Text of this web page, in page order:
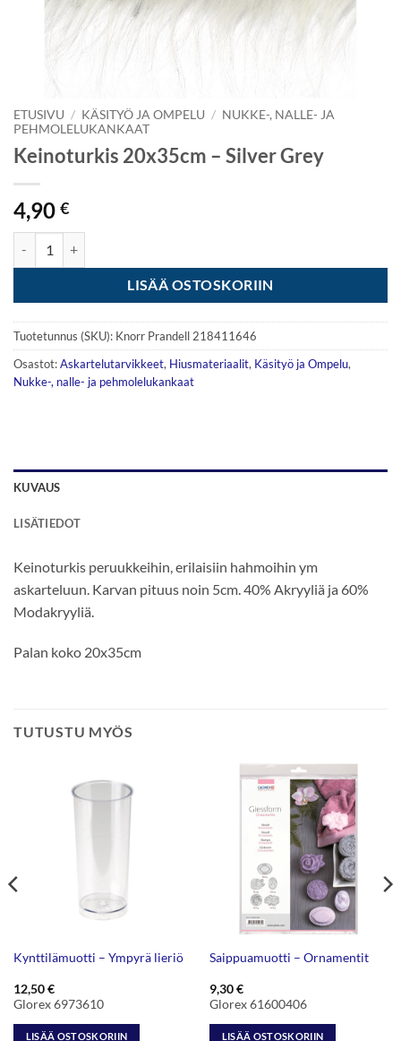
ETUSIVU / KÄSITYÖ JA OMPELU / NUKKE-, NALLE- JA
PEHMOLELUKANKAAT
Keinoturkis 20x35cm – Silver Grey
4,90 €
LISÄÄ OSTOSKORIIN
Tuotetunnus (SKU): Knorr Prandell 218411646
Osastot:Askartelutarvikkeet, Hiusmateriaalit, Käsityö ja Ompelu,
Nukke-, nalle- ja pehmolelukankaat
KUVAUS
LISÄTIEDOT
Keinoturkis peruukkeihin, erilaisiin hahmoihin ym
askarteluun. Karvan pituus noin 5cm. 40% Akryyliä ja 60%
Modakryyliä.
Palan koko 20x35cm
TUTUSTU MYÖS
Kynttilämuotti – Ympyrä lieriö
12,50€
Glorex 6973610
LISÄÄ OSTOSKORIIN
Saippuamuotti – Ornamentit
9,30€
Glorex 61600406
LISÄÄ OSTOSKORIIN